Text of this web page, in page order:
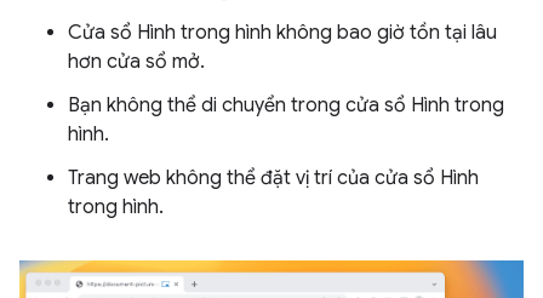
Cửa sổ Hình trong hình không bao giờ tồn tại lâu
hơn cửa sổ mở.
Bạn không thể di chuyển trong cửa sổ Hình trong
hình.
Trang web không thể đặt vị trí của cửa sổ Hình
trong hình.